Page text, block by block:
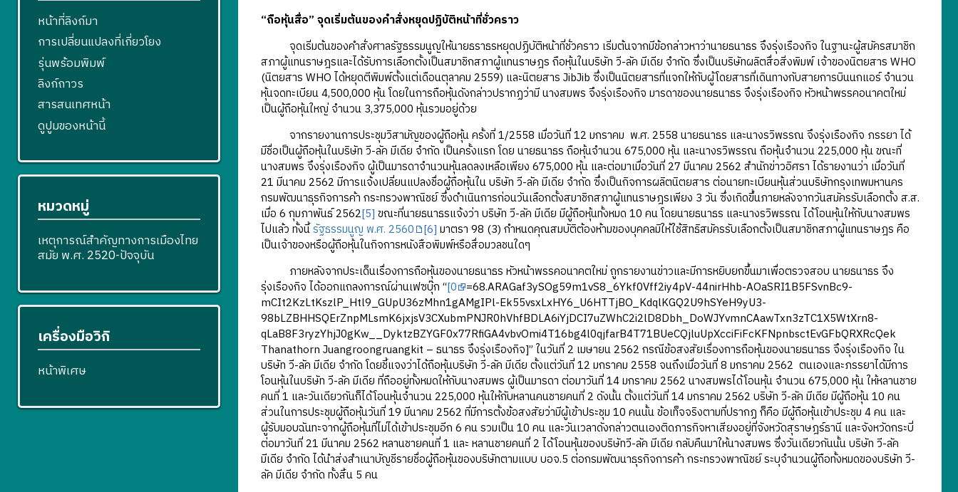
“ถือหุ้นสื่อ” จุดเริ่มต้นของคำสั่งหยุดปฏิบัติหน้าที่ชั่วคราว
จุดเริ่มต้นของคำสั่งศาลรัฐธรรมนูญให้นายธราธรหยุดปฏิบัติหน้าที่ชั่วคราว เริ่มต้นจากมีข้อกล่าวหาว่านายธนาธร จึงรุ่งเรืองกิจ ในฐานะผู้สมัครสมาชิก
สภาผู้แทนราษฎรและได้รับการเลือกตั้งเป็นสมาชิกสภาผู้แทนราษฎร ถือหุ้นในบริษัท วี-ลัค มีเดีย จำกัด ซึ่งเป็นบริษัทผลิตสื่อสิ่งพิมพ์ เจ้าของนิตยสาร WHO
(นิตยสาร WHO ได้หยุดตีพิมพ์ตั้งแต่เดือนตุลาคม 2559) และนิตยสาร JibJib ซึ่งเป็นนิตยสารที่แจกให้กับผู้โดยสารที่เดินทางกับสายการบินนกแอร์ จำนวน
หุ้นจดทะเบียน 4,500,000 หุ้น โดยในการถือหุ้นดังกล่าวปรากฏว่ามี นางสมพร จึงรุ่งเรืองกิจ มารดาของนายธนาธร จึงรุ่งเรืองกิจ หัวหน้าพรรคอนาคตใหม่
เป็นผู้ถือหุ้นใหญ่ จำนวน 3,375,000 หุ้นรวมอยู่ด้วย
จากรายงานการประชุมวิสามัญของผู้ถือหุ้น ครั้งที่ 1/2558 เมื่อวันที่ 12 มกราคม พ.ศ. 2558 นายธนาธร และนางรวิพรรณ จึงรุ่งเรืองกิจ ภรรยา ได้
มีชื่อเป็นผู้ถือหุ้นในบริษัท วี-ลัค มีเดีย จำกัด เป็นครั้งแรก โดย นายธนาธร ถือหุ้นจำนวน 675,000 หุ้น และนางรวิพรรณ ถือหุ้นจำนวน 225,000 หุ้น ขณะที่
นางสมพร จึงรุ่งเรืองกิจ ผู้เป็นมารดาจำนวนหุ้นลดลงเหลือเพียง 675,000 หุ้น และต่อมาเมื่อวันที่ 27 มีนาคม 2562 สำนักข่าวอิศรา ได้รายงานว่า เมื่อวันที่
21 มีนาคม 2562 มีการแจ้งเปลี่ยนแปลงชื่อผู้ถือหุ้นใน บริษัท วี-ลัค มีเดีย จำกัด ซึ่งเป็นกิจการผลิตนิตยสาร ต่อนายทะเบียนหุ้นส่วนบริษัทกรุงเทพมหานคร
กรมพัฒนาธุรกิจการค้า กระทรวงพาณิชย์ ซึ่งดำเนินการก่อนวันเลือกตั้งสมาชิกสภาผู้แทนราษฎรเพียง 3 วัน ซึ่งเกิดขึ้นภายหลังจากวันสมัครรับเลือกตั้ง ส.ส.
เมื่อ 6 กุมภาพันธ์ 2562[5] ขณะที่นายธนาธรแจ้งว่า บริษัท วี-ลัค มีเดีย มีผู้ถือหุ้นทั้งหมด 10 คน โดยนายธนาธร และนางรวิพรรณ ได้โอนหุ้นให้กับนางสมพร
ไปแล้ว ทั้งนี้รัฐธรรมนูญ พ.ศ. 2560 [6] มาตรา 98 (3) กำหนดคุณสมบัติต้องห้ามของบุคคลมิให้ใช้สิทธิสมัครรับเลือกตั้งเป็นสมาชิกสภาผู้แทนราษฎร คือ
เป็นเจ้าของหรือผู้ถือหุ้นในกิจการหนังสือพิมพ์หรือสื่อมวลชนใดๆ
ภายหลังจากประเด็นเรื่องการถือหุ้นของนายธนาธร หัวหน้าพรรคอนาคตใหม่ ถูกรายงานข่าวและมีการหยิบยกขึ้นมาเพื่อตรวจสอบ นายธนาธร จึง
รุ่งเรืองกิจ ได้ออกแถลงการณ์ผ่านเฟซบุ๊ก “[0 =68.ARAGaf3ySOg59m1vS8_6Ykf0Vff2iy4pV-44nirHhb-AOaSRI1B5FSvnBc9-
mCIt2KzLtKszlP_Htl9_GUpU36zMhn1gAMgIPl-Ek55vsxLxHY6_U6HTTjBO_KdqlKGQ2U9hSYeH9yU3-
98bLZBHHSQErZnpMLsmK6jxjsV3CXubmPNJR0hVhfBDLA6iYjDCI7uZWhC2i2lD8Dbh_DoWJYvmnCAawTxn3zTC1X5WtXrn8-
qLaB8F3ryzYhjJ0gKw__DyktzBZYGF0x77RfiGA4vbvOmi4T16bg4l0qjfarB4T71BUeCQjluUpXcciFiFcKFNpnbsctEvGFbQRXRcQek
Thanathorn Juangroongruangkit – ธนาธร จึงรุ่งเรืองกิจ]” ในวันที่ 2 เมษายน 2562 กรณีข้อสงสัยเรื่องการถือหุ้นของนายธนาธร จึงรุ่งเรืองกิจ ใน
บริษัท วี-ลัค มีเดีย จำกัด โดยชี้แจงว่าได้ถือหุ้นบริษัท วี-ลัค มีเดีย ตั้งแต่วันที่ 12 มกราคม 2558 จนถึงเมื่อวันที่ 8 มกราคม 2562 ตนเองและภรรยาได้มีการ
โอนหุ้นในบริษัท วี-ลัค มีเดีย ที่ถืออยู่ทั้งหมดให้กับนางสมพร ผู้เป็นมารดา ต่อมาวันที่ 14 มกราคม 2562 นางสมพรได้โอนหุ้น จำนวน 675,000 หุ้น ให้หลานชาย
คนที่ 1 และวันเดียวกันก็ได้โอนหุ้นจำนวน 225,000 หุ้นให้กับหลานคนชายคนที่ 2 ดังนั้น ตั้งแต่วันที่ 14 มกราคม 2562 บริษัท วี-ลัค มีเดีย มีผู้ถือหุ้น 10 คน
ส่วนในการประชุมผู้ถือหุ้นวันที่ 19 มีนาคม 2562 ที่มีการตั้งข้อสงสัยว่ามีผู้เข้าประชุม 10 คนนั้น ข้อเท็จจริงตามที่ปรากฏ ก็คือ มีผู้ถือหุ้นเข้าประชุม 4 คน และ
ผู้รับมอบฉันทะจากผู้ถือหุ้นที่ไม่ได้เข้าประชุมอีก 6 คน รวมเป็น 10 คน และวันเวลาดังกล่าวตนเองติดภารกิจหาเสียงอยู่ที่จังหวัดสุราษฎร์ธานี และจังหวัดกระบี่
ต่อมาวันที่ 21 มีนาคม 2562 หลานชายคนที่ 1 และ หลานชายคนที่ 2 ได้โอนหุ้นของบริษัทวี-ลัค มีเดีย กลับคืนมาให้นางสมพร ซึ่งวันเดียวกันนั้น บริษัท วี-ลัค
มีเดีย จำกัด ได้นำส่งสำเนาบัญชีรายชื่อผู้ถือหุ้นของบริษัทตามแบบ บอจ.5 ต่อกรมพัฒนาธุรกิจการค้า กระทรวงพาณิชย์ ระบุจำนวนผู้ถือทั้งหมดของบริษัท วี-
ลัค มีเดีย จำกัด ทั้งสิ้น 5 คน
หน้าที่ลิงก์มา
การเปลี่ยนแปลงที่เกี่ยวโยง
รุ่นพร้อมพิมพ์
ลิงก์ถาวร
สารสนเทศหน้า
ดูปูมของหน้านี้
หมวดหมู่
เหตุการณ์สำคัญทางการเมืองไทย
สมัย พ.ศ. 2520-ปัจจุบัน
เครื่องมือวิกิ
หน้าพิเศษ